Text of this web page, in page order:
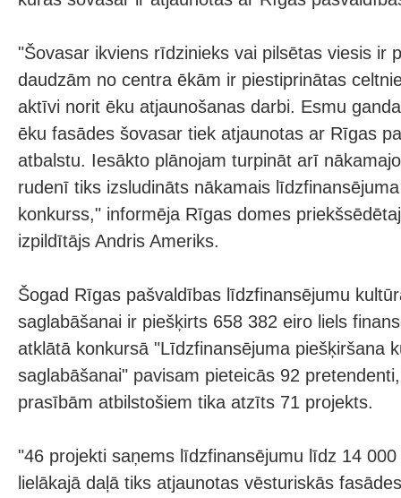
"Šovasar ikviens rīdzinieks vai pilsētas viesis ir
daudzām no centra ēkām ir piestiprinātas
aktīvi norit ēku atjaunošanas darbi. Esmu
ēku fasādes šovasar tiek atjaunotas ar Rīgas
atbalstu. Iesākto plānojam turpināt arī
rudenī tiks izsludināts nākamais
konkurss," informēja Rīgas domes
izpildītājs Andris Ameriks.
Šogad Rīgas pašvaldības līdzfinansējumu
saglabāšanai ir piešķirts 658 382 eiro liels
atklātā konkursā "Līdzfinansējuma piešķiršana
saglabāšanai" pavisam pieteicās 92
prasībām atbilstošiem tika atzīts 71 projekts.
"46 projekti saņems līdzfinansējumu līdz 14
lielākajā daļā tiks atjaunotas vēsturiskās